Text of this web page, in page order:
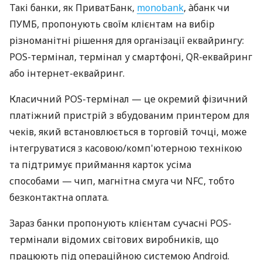
Такі банки, як ПриватБанк, monobank, àбанк чи
ПУМБ, пропонують своїм клієнтам на вибір
різноманітні рішення для організації еквайрингу:
POS-термінал, термінал у смартфоні, QR-еквайринг
або інтернет-еквайринг.
Класичний POS-термінал — це окремий фізичний
платіжний пристрій з вбудованим принтером для
чеків, який встановлюється в торговій точці, може
інтегруватися з касовою/комп'ютерною технікою
та підтримує приймання карток усіма
способами — чип, магнітна смуга чи NFC, тобто
безконтактна оплата.
Зараз банки пропонують клієнтам сучасні POS-
термінали відомих світових виробників, що
працюють під операційною системою Android.